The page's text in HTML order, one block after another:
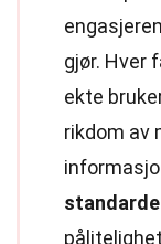
gjør. Hver
ekte
rikdom av